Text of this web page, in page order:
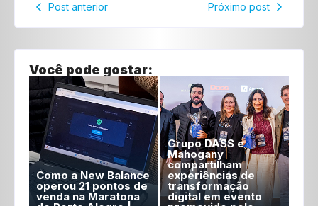
Post anterior Próximo post
Você pode gostar:
Como a New Balance
operou 21 pontos de
venda na Maratona
Grupo DASS e
Mahogany
compartilham
experiências de
transformação
digital em evento